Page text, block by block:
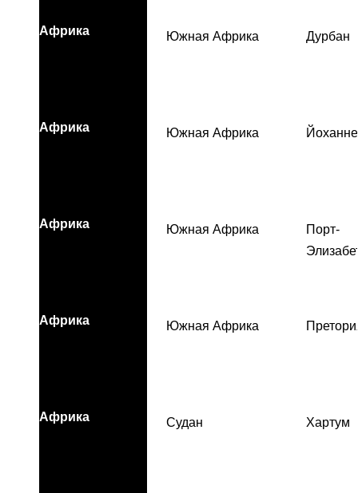
Африка Южная Африка Дурбан
Африка Южная Африка
Африка Южная Африка
Порт-
Африка Южная Африка
Африка Судан Хартум